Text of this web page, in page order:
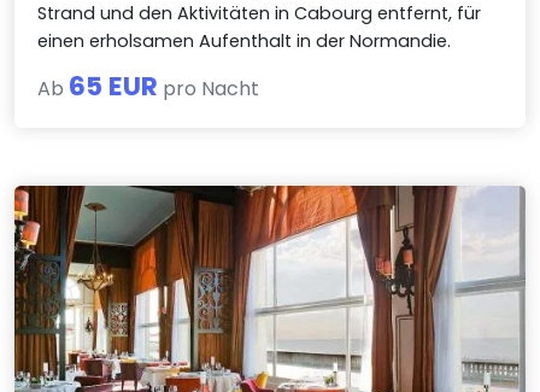
Strand und den Aktivitäten in Cabourg entfernt, für
einen erholsamen Aufenthalt in der Normandie.
Ab 65 EUR pro Nacht